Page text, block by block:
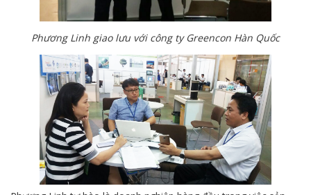
Phương Linh giao lưu với công ty Greencon Hàn Quốc